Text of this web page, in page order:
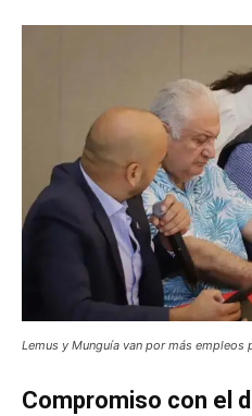
Lemus y Munguía van por más empleos
Compromiso con el